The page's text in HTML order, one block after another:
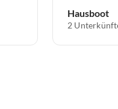
Hausboot
2